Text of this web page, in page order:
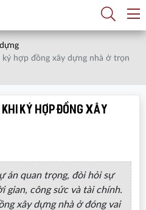
hợp đồng xây dựng nhà ở trọn
khi ký hợp đồng xây
án quan trọng, đòi hỏi sự
gian, công sức và tài chính.
xây dựng nhà ở đóng vai